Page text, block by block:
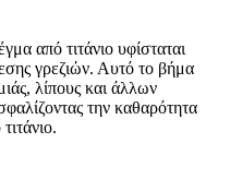
από τιτάνιο υφίσταται
γρεζιών. Αυτό το βήμα
λίπους και άλλων
την καθαρότητα